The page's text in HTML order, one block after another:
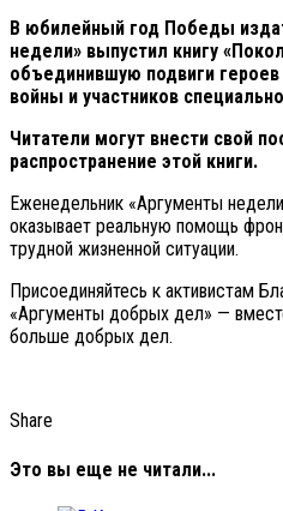
В юбилейный год Победы
недели» выпустил книгу
объединившую подвиги
войны и участников
Читатели могут внести свой
распространение этой книги.
Еженедельник «Аргументы
оказывает реальную помощь
трудной жизненной ситуации.
Присоединяйтесь к активистам
«Аргументы добрых дел» —
больше добрых дел.
Share
Это вы еще не читали...